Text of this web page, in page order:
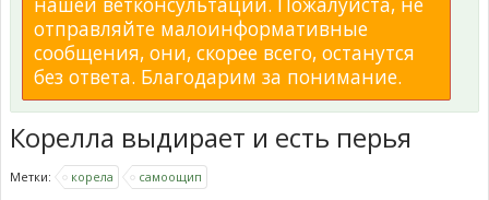
отправляйте малоинформативные
сообщения, они, скорее всего, останутся
без ответа. Благодарим за понимание.
Корелла выдирает и есть перья
Метки: корела самоощип